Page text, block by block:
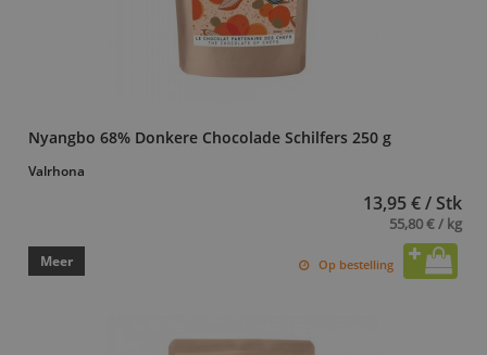
Nyangbo 68% Donkere Chocolade Schilfers 250 g
Valrhona
13,95 € / Stk
55,80 € / kg
Meer Op bestelling